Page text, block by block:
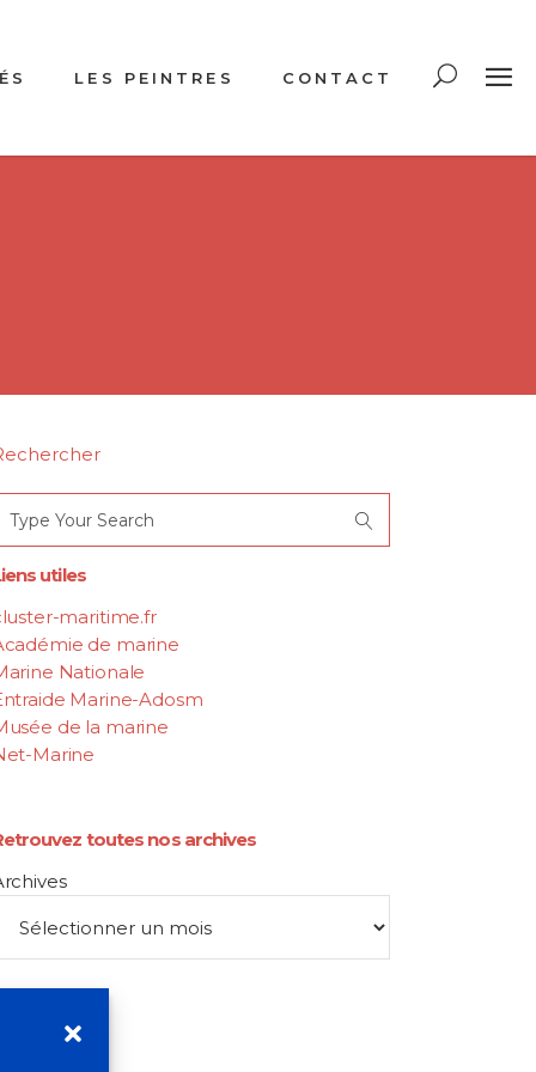
LES PEINTRES CONTACT
for:
utiles
maritime.fr
de marine
Nationale
Marine-Adosm
de la marine
Marine
toutes nos archives